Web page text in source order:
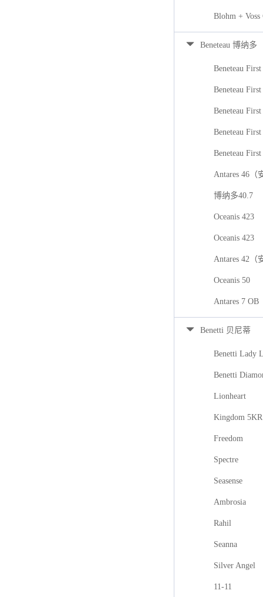
Blohm + Voss
Beneteau 博纳多
Beneteau
Beneteau
Beneteau
Beneteau
Beneteau
Antares 46（
博纳多40.7
Oceanis 423
Oceanis 423
Antares 42（
Oceanis 50
Antares 7 OB
Benetti 贝尼蒂
Benetti Lady
Benetti
Lionheart
Kingdom 5KR
Freedom
Spectre
Seasense
Ambrosia
Rahil
Seanna
Silver Angel
11-11